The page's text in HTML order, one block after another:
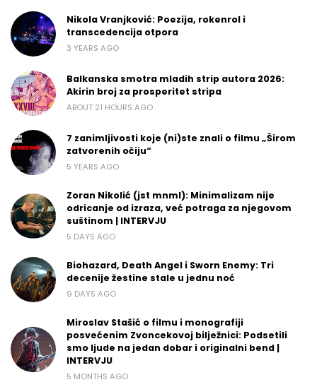
Nikola Vranjković: Poezija, rokenrol i
transcedencija otpora
3 YEARS AGO
Balkanska smotra mladih strip autora 2026:
Akirin broj za prosperitet stripa
ABOUT 21 HOURS AGO
7 zanimljivosti koje (ni)ste znali o filmu „Širom
zatvorenih očiju“
5 YEARS AGO
Zoran Nikolić (jst mnml): Minimalizam nije
odricanje od izraza, već potraga za njegovom
suštinom | INTERVJU
5 DAYS AGO
Biohazard, Death Angel i Sworn Enemy: Tri
decenije žestine stale u jednu noć
9 DAYS AGO
Miroslav Stašić o filmu i monografiji
posvećenim Zvoncekovoj bilježnici: Podsetili
smo ljude na jedan dobar i originalni bend |
INTERVJU
5 MONTHS AGO